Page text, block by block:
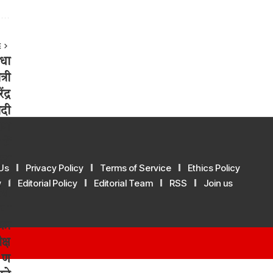
Privacy Policy Terms of Service
Ethics Policy
Editorial Policy Editorial Team RSS Join us